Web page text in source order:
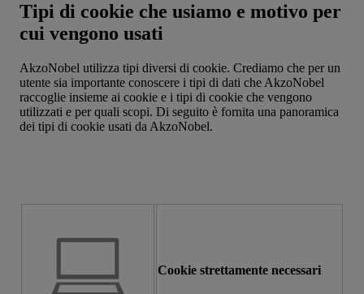
Tipi di cookie che usiamo e motivo per
cui vengono usati
AkzoNobel utilizza tipi diversi di cookie. Crediamo che per un
utente sia importante conoscere i tipi di dati che AkzoNobel
raccoglie insieme ai cookie e i tipi di cookie che vengono
utilizzati e per quali scopi. Di seguito è fornita una panoramica
dei tipi di cookie usati da AkzoNobel.
Cookie strettamente necessari